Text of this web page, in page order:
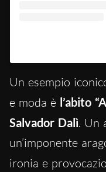
Un esempio
e moda è l’abito
Salvador Dalì. Un
un’imponente
ironia e